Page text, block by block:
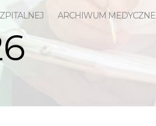
ARCHIWUM MEDYCZNE